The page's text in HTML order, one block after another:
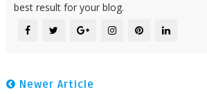
best result for your blog.
Newer Article